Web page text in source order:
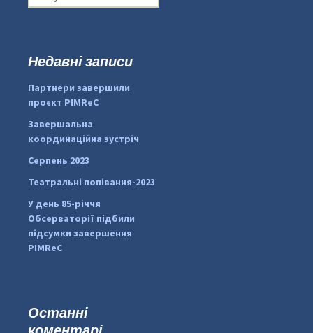
#PipIvanToday
pimrec_project
о
:Недавні записи
Партнери завершили
проєкт PIMReC
Завершальна
координаційна зустріч
Серпень 2023
Театральні попівання-2023
У день 85-річчя
Обсерваторії підбили
підсумки завершення
PIMReC
Останні